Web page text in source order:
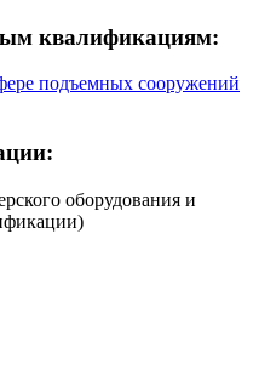
квалификациям:
подъемных сооружений
оборудования и